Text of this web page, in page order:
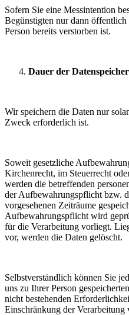
Sofern Sie eine Messintention
Begünstigten nur dann
Person bereits verstorben ist.
Dauer der
Wir speichern die Daten nur
Zweck erforderlich ist.
Soweit gesetzliche
Kirchenrecht, im Steuerrecht
werden die betreffenden
der Aufbewahrungspflicht bzw.
vorgesehenen Zeiträume
Aufbewahrungspflicht wird
für die Verarbeitung vorliegt.
vor, werden die Daten gelöscht.
Selbstverständlich können Sie
uns zu Ihrer Person
nicht bestehenden
Einschränkung der Verarbeitung